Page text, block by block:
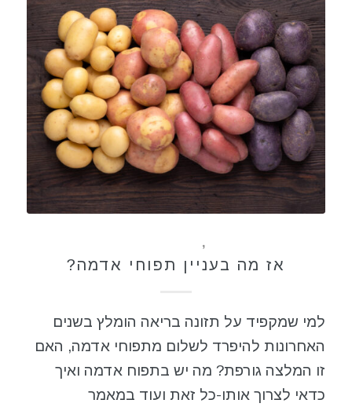
,
אז מה בעניין תפוחי אדמה?
למי שמקפיד על תזונה בריאה הומלץ בשנים
האחרונות להיפרד לשלום מתפוחי אדמה, האם
זו המלצה גורפת? מה יש בתפוח אדמה ואיך
כדאי לצרוך אותו-כל זאת ועוד במאמר